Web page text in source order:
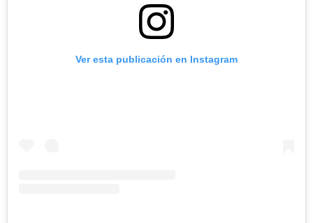
Ver esta publicación en Instagram